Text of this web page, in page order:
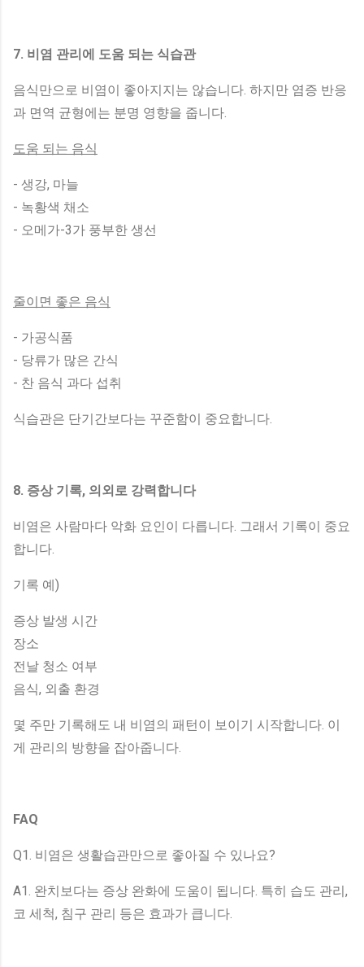
7. 비염 관리에 도움 되는 식습관
음식만으로 비염이 좋아지지는 않습니다. 하지만 염증 반응
과 면역 균형에는 분명 영향을 줍니다.
도움 되는 음식
- 생강, 마늘
- 녹황색 채소
- 오메가-3가 풍부한 생선
줄이면 좋은 음식
- 가공식품
- 당류가 많은 간식
- 찬 음식 과다 섭취
식습관은 단기간보다는 꾸준함이 중요합니다.
8. 증상 기록, 의외로 강력합니다
비염은 사람마다 악화 요인이 다릅니다. 그래서 기록이 중요
합니다.
기록 예)
증상 발생 시간
장소
전날 청소 여부
음식, 외출 환경
몇 주만 기록해도 내 비염의 패턴이 보이기 시작합니다. 이
게 관리의 방향을 잡아줍니다.
FAQ
Q1. 비염은 생활습관만으로 좋아질 수 있나요?
A1. 완치보다는 증상 완화에 도움이 됩니다. 특히 습도 관리,
코 세척, 침구 관리 등은 효과가 큽니다.